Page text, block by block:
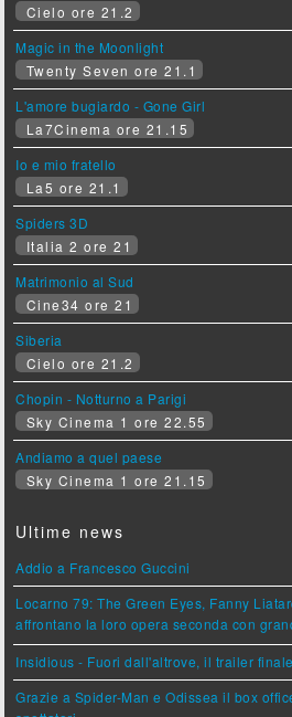
Cielo ore 21.2
Magic in the Moonlight
Twenty Seven ore 21.1
L'amore bugiardo - Gone Girl
La7Cinema ore 21.15
Io e mio fratello
La5 ore 21.1
Spiders 3D
Italia 2 ore 21
Matrimonio al Sud
Cine34 ore 21
Siberia
Cielo ore 21.2
Chopin - Notturno a Parigi
Sky Cinema 1 ore 22.55
Andiamo a quel paese
Sky Cinema 1 ore 21.15
Ultime news
Addio a Francesco Guccini
Locarno 79: The Green Eyes, Fanny
affrontano la loro opera seconda con
Insidious - Fuori dall'altrove, il trailer
Grazie a Spider-Man e Odissea il box